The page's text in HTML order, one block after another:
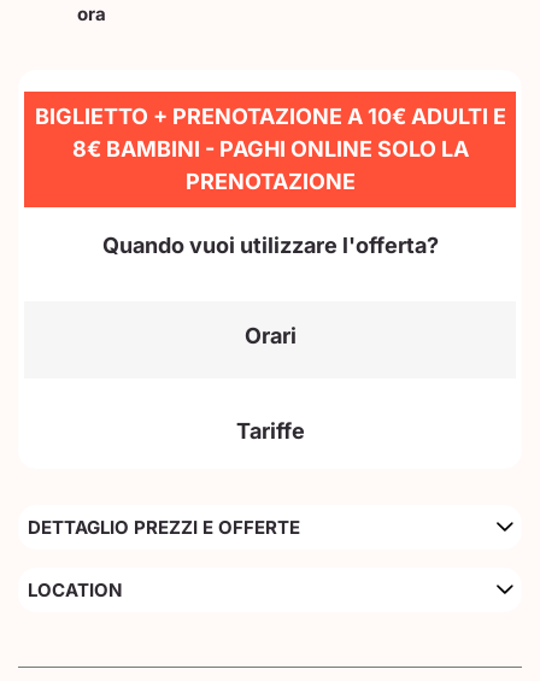
ora
BIGLIETTO + PRENOTAZIONE A 10€ ADULTI E
8€ BAMBINI - PAGHI ONLINE SOLO LA
PRENOTAZIONE
Quando vuoi utilizzare l'offerta?
Orari
Tariffe
DETTAGLIO PREZZI E OFFERTE
LOCATION